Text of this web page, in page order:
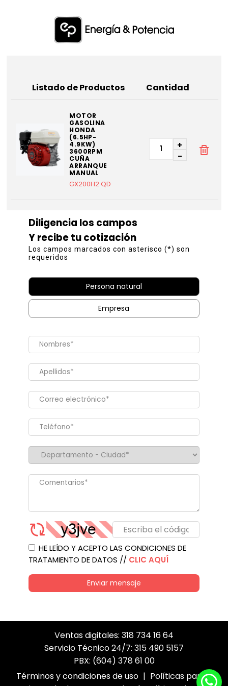
Listado de Productos Cantidad
MOTOR
GASOLINA
HONDA
(6.5HP-
4.9KW)
3600RPM
CUÑA
ARRANQUE
MANUAL
GX200H2 QD
+
-
Diligencia los campos
Y recibe tu cotización
Los campos marcados con asterisco (*) son
requeridos
Persona natural
Empresa
HE LEÍDO Y ACEPTO LAS CONDICIONES DE
TRATAMIENTO DE DATOS // CLIC AQUÍ
Enviar mensaje
Ventas digitales: 318 734 16 64
Servicio Técnico 24/7: 315 490 5157
PBX: (604) 378 61 00
Términos y condiciones de uso | Políticas para el